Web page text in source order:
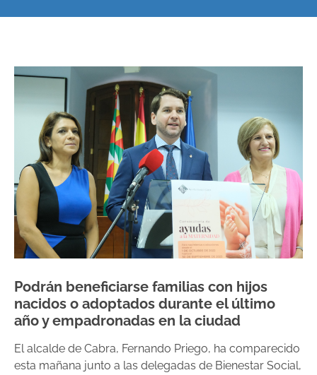
Podrán beneficiarse familias con hijos
nacidos o adoptados durante el último
año y empadronadas en la ciudad
El alcalde de Cabra, Fernando Priego, ha comparecido
esta mañana junto a las delegadas de Bienestar Social,